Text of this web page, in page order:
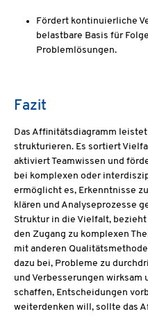
Fördert kontinuierliche
belastbare Basis für
Problemlösungen.
Fazit
Das Affinitätsdiagramm
strukturieren. Es sortiert
aktiviert Teamwissen und
bei komplexen oder
ermöglicht es, Erkenntnisse
klären und Analyseprozesse
Struktur in die Vielfalt,
den Zugang zu komplexen
mit anderen
dazu bei, Probleme zu
und Verbesserungen wirksam
schaffen, Entscheidungen
weiterdenken will, sollte das